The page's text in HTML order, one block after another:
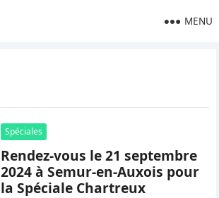
MENU
Spéciales
Rendez-vous le 21 septembre
2024 à Semur-en-Auxois pour
la Spéciale Chartreux